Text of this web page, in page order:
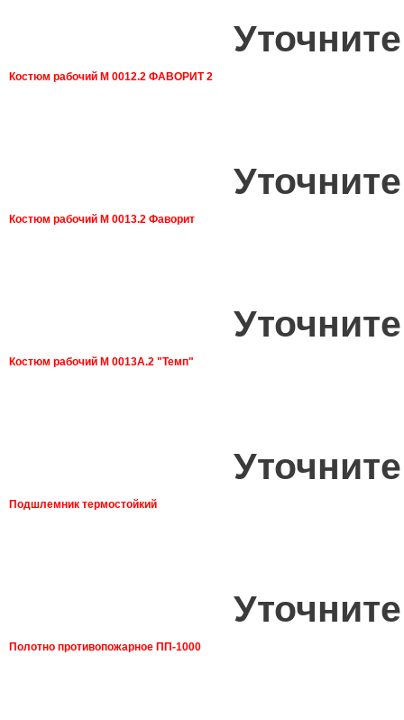
Костюм рабочий М 0012.2 ФАВОРИТ 2
Костюм рабочий М 0013.2 Фаворит
Костюм рабочий М 0013А.2 "Темп"
Подшлемник термостойкий
Полотно противопожарное ПП-1000